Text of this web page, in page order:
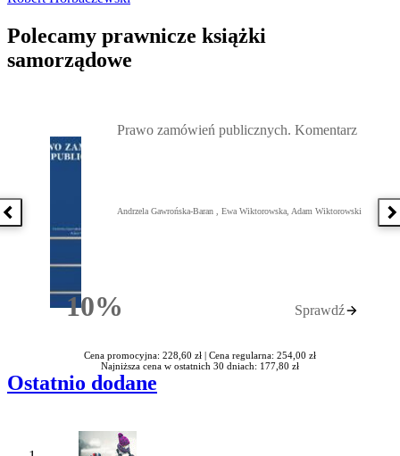
Polecamy prawnicze książki
samorządowe
Poprzednia książka
10%Rabatu
Prawo zamówień publicznych. Komentarz
Andrzela Gawrońska-Baran , Ewa Wiktorowska, Adam Wiktorowski
Sprawdź
Cena promocyjna: 228,60 zł | Cena regularna: 254,00 zł
Najniższa cena w ostatnich 30 dniach: 177,80 zł
Ostatnio dodane